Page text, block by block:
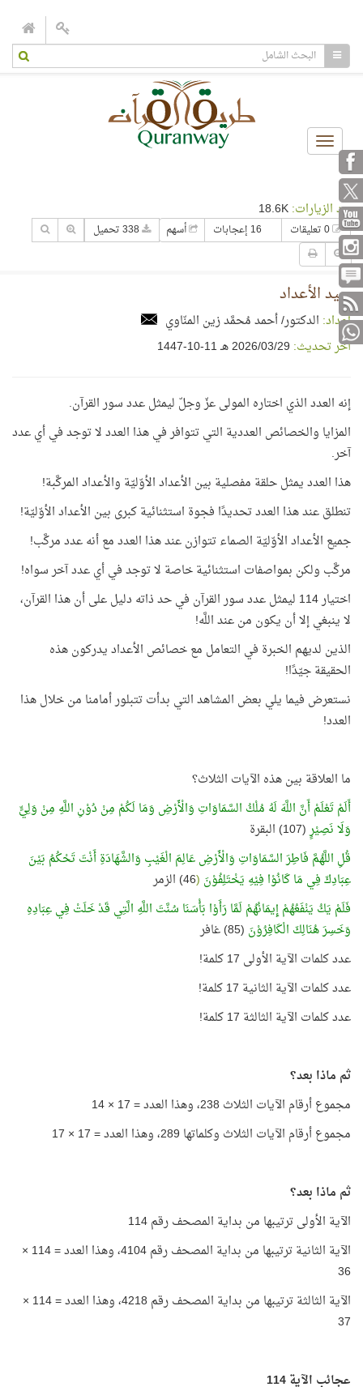
Toggle
navigation
عدد الزيارات:
16 إعجابات أسهم
سيد الأعداد
إعداد: الدكتور/ أحمد مُحمَّد زين المنّاوي
آخر تحديث: 29‏/03‏/2026 هـ 11-10-1447
إنه العدد الذي اختاره المولى عزّ وجلّ ليمثل عدد سور القرآن.
المزايا والخصائص العددية التي تتوافر في هذا العدد لا توجد في أي عدد
آخر.
هذا العدد يمثل حلقة مفصلية بين الأعداد الأوّليّة والأعداد المركَّبة!
تنطلق عند هذا العدد تحديدًا فجوة استثنائية كبرى بين الأعداد الأوّليّة!
جميع الأعداد الأوّليّة الصماء تتوازن عند هذا العدد مع أنه عدد مركَّب!
مركَّب ولكن بمواصفات استثنائية خاصة لا توجد في أي عدد آخر سواه!
اختيار 114 ليمثل عدد سور القرآن في حد ذاته دليل على أن هذا القرآن،
لا ينبغي إلا أن يكون من عند اللَّه!
الذين لديهم الخبرة في التعامل مع خصائص الأعداد يدركون هذه
الحقيقة جيّدًا!
نستعرض فيما يلي بعض المشاهد التي بدأت تتبلور أمامنا من خلال هذا
العدد!
ما العلاقة بين هذه الآيات الثلاث؟
أَلَمْ تَعْلَمْ أَنَّ اللَّهَ لَهُ مُلْكُ السَّمَاوَاتِ وَالْأَرْضِ وَمَا لَكُمْ مِنْ دُوْنِ اللَّهِ مِنْ وَلِيٍّ
وَلَا نَصِيْرٍ(107) البقرة
قُلِ اللَّهُمَّ فَاطِرَ السَّمَاوَاتِ وَالْأَرْضِ عَالِمَ الْغَيْبِ وَالشَّهَادَةِ أَنْتَ تَحْكُمُ بَيْنَ
عِبَادِكَ فِي مَا كَانُوْا فِيْهِ يَخْتَلِفُوْنَ (46) الزمر
فَلَمْ يَكُ يَنْفَعُهُمْ إِيمَانُهُمْ لَمَّا رَأَوْا بَأْسَنَا سُنَّتَ اللَّهِ الَّتِي قَدْ خَلَتْ فِي عِبَادِهِ
وَخَسِرَ هُنَالِكَ الْكَافِرُوْنَ (85) غافر
عدد كلمات الآية الأولى 17 كلمة!
عدد كلمات الآية الثانية 17 كلمة!
عدد كلمات الآية الثالثة 17 كلمة!
ثم ماذا بعد؟
مجموع أرقام الآيات الثلاث 238، وهذا العدد = 17 × 14
مجموع أرقام الآيات الثلاث وكلماتها 289، وهذا العدد = 17 × 17
ثم ماذا بعد؟
الآية الأولى ترتيبها من بداية المصحف رقم 114
الآية الثانية ترتيبها من بداية المصحف رقم 4104، وهذا العدد = 114 ×
36
الآية الثالثة ترتيبها من بداية المصحف رقم 4218، وهذا العدد = 114 ×
37
عجائب الآية 114